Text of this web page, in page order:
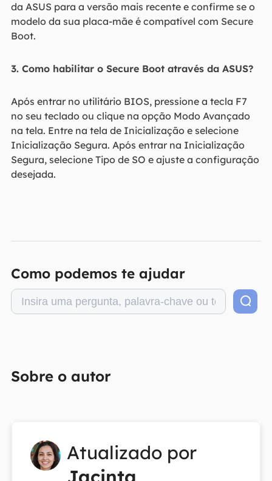
da ASUS para a versão mais recente e confirme se o
modelo da sua placa-mãe é compatível com Secure
Boot.
3. Como habilitar o Secure Boot através da ASUS?
Após entrar no utilitário BIOS, pressione a tecla F7
no seu teclado ou clique na opção Modo Avançado
na tela. Entre na tela de Inicialização e selecione
Inicialização Segura. Após entrar na Inicialização
Segura, selecione Tipo de SO e ajuste a configuração
desejada.
Como podemos te ajudar
Sobre o autor
Atualizado por